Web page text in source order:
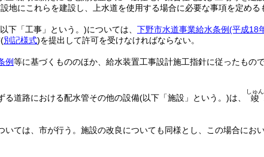
地にこれらを建設し、上水道を使用する場合に必要な事項を定める
下「工事」という。)については、 下野市水道事業給水条例(平成18
(別記様式)を提出して許可を受けなければならない。
例等に基づくもののほか、給水装置工事設計施工指針に従ったもの
る道路における配水管その他の設備(以下「施設」という。)は、 竣
しゅん
ては、市が行う。 施設の改良についても同様とし、この場合にお